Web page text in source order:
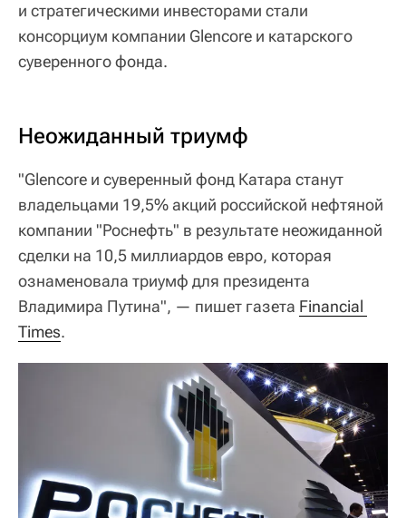
и стратегическими инвесторами стали
консорциум компании Glencore и катарского
суверенного фонда.
Неожиданный триумф
"Glencore и суверенный фонд Катара станут
владельцами 19,5% акций российской нефтяной
компании "Роснефть" в результате неожиданной
сделки на 10,5 миллиардов евро, которая
ознаменовала триумф для президента
Владимира Путина", — пишет газета Financial
Times.